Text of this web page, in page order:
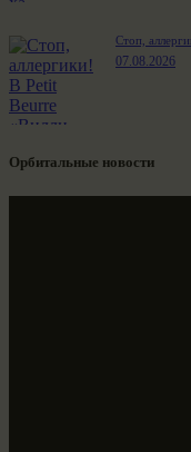
Стоп,
07.08.2026
Орбитальные новости